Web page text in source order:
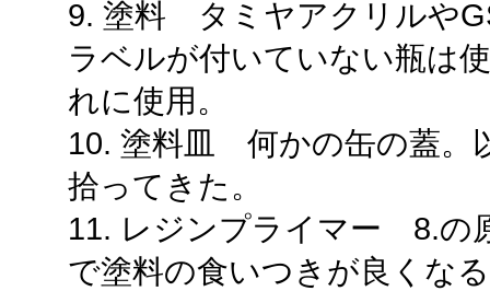
9. 塗料 タミヤアクリルや
ラベルが付いていない瓶は
れに使用。
10. 塗料皿 何かの缶の蓋。
拾ってきた。
11. レジンプライマー 8.の
で塗料の食いつきが良くな